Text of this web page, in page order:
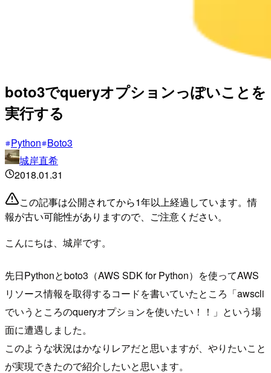
boto3でqueryオプションっぽいことを
実行する
Python Boto3
城岸直希
2018.01.31
この記事は公開されてから1年以上経過しています。情
報が古い可能性がありますので、ご注意ください。
こんにちは、城岸です。
先日Pythonとboto3（AWS SDK for Python）を使ってAWS
リソース情報を取得するコードを書いていたところ「awscli
でいうところのqueryオプションを使いたい！！」という場
面に遭遇しました。
このような状況はかなりレアだと思いますが、やりたいこと
が実現できたので紹介したいと思います。